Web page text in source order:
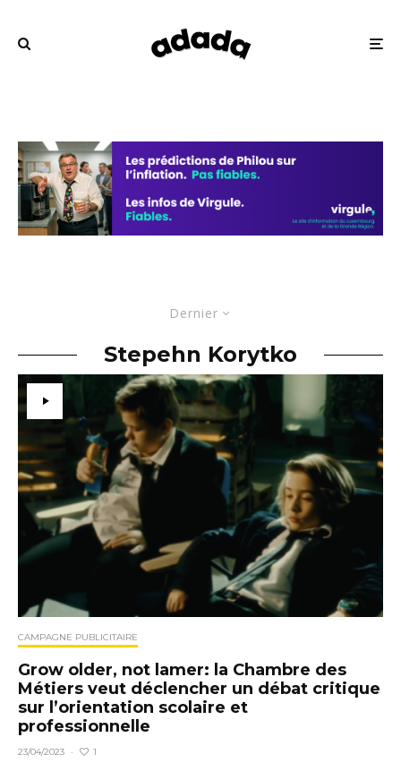
Dernier
Stepehn Korytko
CAMPAGNE PUBLICITAIRE
Grow older, not lamer: la Chambre des
Métiers veut déclencher un débat critique
sur l’orientation scolaire et
professionnelle
23/04/2023 · 1